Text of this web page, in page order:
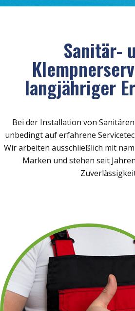
Sanitär-
langjähriger
Bei der Installation von
unbedingt auf erfahrene
Wir arbeiten ausschließlich mit
Marken und stehen seit